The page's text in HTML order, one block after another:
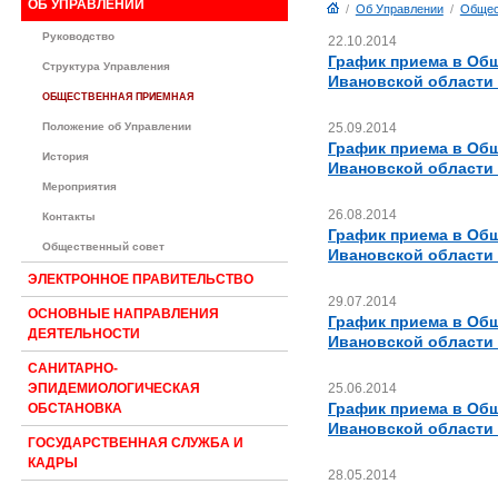
ОБ УПРАВЛЕНИИ
Руководство
Структура Управления
ОБЩЕСТВЕННАЯ ПРИЕМНАЯ
Положение об Управлении
История
Мероприятия
Контакты
Общественный совет
ЭЛЕКТРОННОЕ ПРАВИТЕЛЬСТВО
ОСНОВНЫЕ НАПРАВЛЕНИЯ
ДЕЯТЕЛЬНОСТИ
САНИТАРНО-
ЭПИДЕМИОЛОГИЧЕСКАЯ
ОБСТАНОВКА
ГОСУДАРСТВЕННАЯ СЛУЖБА И
КАДРЫ
/ Об Управлении/
22.10.2014
График приема в
Ивановской области
25.09.2014
График приема в
Ивановской области
26.08.2014
График приема в
Ивановской области
29.07.2014
График приема в
Ивановской области
25.06.2014
График приема в
Ивановской
28.05.2014